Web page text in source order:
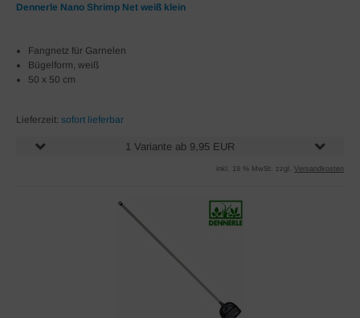
Dennerle Nano Shrimp Net weiß klein
Fangnetz für Garnelen
Bügelform, weiß
50 x 50 cm
Lieferzeit: sofort lieferbar
1 Variante ab 9,95 EUR
inkl. 19 % MwSt. zzgl. Versandkosten